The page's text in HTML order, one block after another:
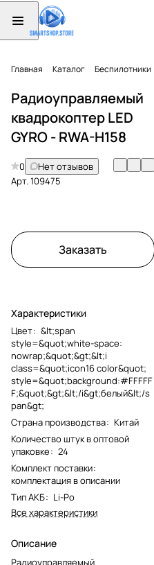
Главная Каталог Беспилотники
Радиоуправляемый
квадрокоптер LED
GYRO - RWA-H158
0
Нет отзывов
Арт.109475
Заказать
Характеристики
Цвет: &lt;span
style=&quot;white-space:
nowrap;&quot;&gt;&lt;i
class=&quot;icon16 color&quot;
style=&quot;background:#FFFFF
F;&quot;&gt;&lt;/i&gt;белый&lt;/s
pan&gt;
Страна производства: Китай
Количество штук в оптовой
упаковке: 24
Комплект поставки:
комплектация в описании
Тип АКБ: Li-Po
Все характеристики
Описание
Радиоуправляемый